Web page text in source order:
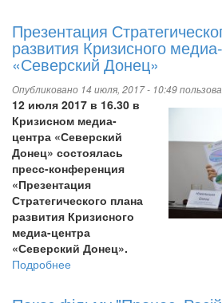
"Процесс.
Российское
государство
против
Олега
Сенцова"
ко
дню
рождения
Олега
Сенцова
Презентация
развития Кризисного
«Северский Донец»
Опубликовано 14 июля, 2017 - 10:49
12 июля 2017 в 16.30 в
Кризисном медиа-
центра «Северский
Донец» состоялась
пресс-конференция
«Презентация
Стратегического плана
развития Кризисного
медиа-центра
«Северский Донец».
Подробнее
Стратегического